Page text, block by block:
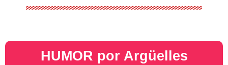
HUMOR por Argüelles​